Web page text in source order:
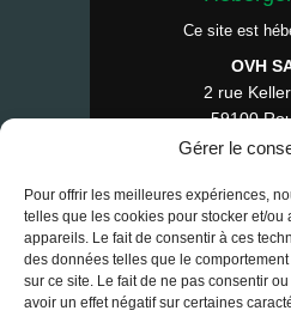
Gérer le
Pour offrir les meilleures expériences,
telles que les cookies pour stocker et/
appareils. Le fait de consentir à ces
des données telles que le
sur ce site. Le fait de ne pas consentir
avoir un effet négatif sur certaines
Ce site est
OVH
2 rue
59100
© 2025 RE-FAP —